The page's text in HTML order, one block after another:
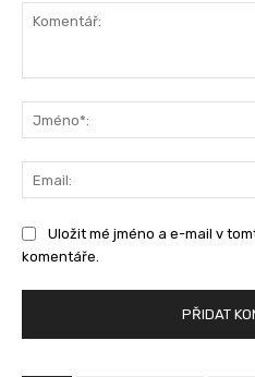
Uložit mé jméno a e-mail v
komentáře.